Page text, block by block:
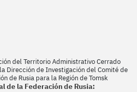
del Territorio Administrativo Cerrado
Dirección de Investigación del Comité de
de Rusia para la Región de Tomsk
de la Federación de Rusia: